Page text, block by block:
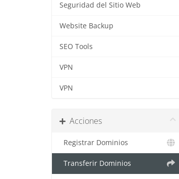
Seguridad del Sitio Web
Website Backup
SEO Tools
VPN
VPN
Acciones
Registrar Dominios
Transferir Dominios